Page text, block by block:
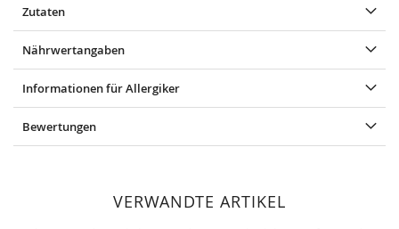
Zutaten
Nährwertangaben
Informationen für Allergiker
Bewertungen
VERWANDTE ARTIKEL